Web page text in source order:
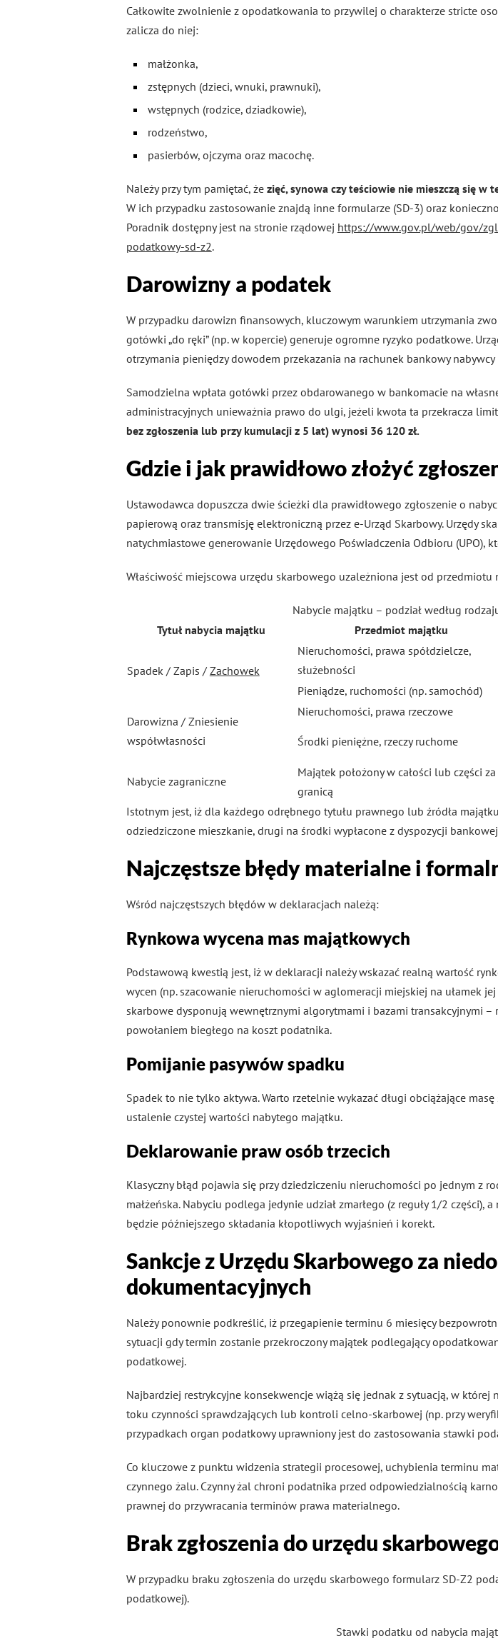
Całkowite zwolnienie z opodatkowania to przywilej o charakterze stricte
zalicza do niej:
małżonka,
zstępnych (dzieci, wnuki, prawnuki),
wstępnych (rodzice, dziadkowie),
rodzeństwo,
pasierbów, ojczyma oraz macochę.
Należy przy tym pamiętać, że zięć, synowa czy teściowie nie mieszczą się
W ich przypadku zastosowanie znajdą inne formularze (SD-3) oraz
Poradnik dostępny jest na stronie rządowej https://www.gov.pl/web/gov/
podatkowy-sd-z2.
Darowizny a podatek
W przypadku darowizn finansowych, kluczowym warunkiem utrzymania
gotówki „do ręki” (np. w kopercie) generuje ogromne ryzyko podatkowe.
otrzymania pieniędzy dowodem przekazania na rachunek bankowy
Samodzielna wpłata gotówki przez obdarowanego w bankomacie na
administracyjnych unieważnia prawo do ulgi, jeżeli kwota ta przekracza
bez zgłoszenia lub przy kumulacji z 5 lat) wynosi 36 120 zł.
Gdzie i jak prawidłowo złożyć
Ustawodawca dopuszcza dwie ścieżki dla prawidłowego zgłoszenie o
papierową oraz transmisję elektroniczną przez e-Urząd Skarbowy. Urzędy
natychmiastowe generowanie Urzędowego Poświadczenia Odbioru
Właściwość miejscowa urzędu skarbowego uzależniona jest od przedmiotu
Nabycie majątku – podział według
Tytuł nabycia majątku
Przedmiot majątku
Spadek / Zapis / Zachowek
Nieruchomości, prawa spółdzielcze,
służebności
Pieniądze, ruchomości (np. samochód)
Darowizna / Zniesienie
współwłasności
Nieruchomości, prawa rzeczowe
Środki pieniężne, rzeczy ruchome
Nabycie zagraniczne
Majątek położony w całości lub części za
granicą
Istotnym jest, iż dla każdego odrębnego tytułu prawnego lub źródła
odziedziczone mieszkanie, drugi na środki wypłacone z dyspozycji
Najczęstsze błędy materialne i
Wśród najczęstszych błędów w deklaracjach należą:
Rynkowa wycena mas majątkowych
Podstawową kwestią jest, iż w deklaracji należy wskazać realną wartość
wycen (np. szacowanie nieruchomości w aglomeracji miejskiej na ułamek
skarbowe dysponują wewnętrznymi algorytmami i bazami transakcyjnymi
powołaniem biegłego na koszt podatnika.
Pomijanie pasywów spadku
Spadek to nie tylko aktywa. Warto rzetelnie wykazać długi obciążające
ustalenie czystej wartości nabytego majątku.
Deklarowanie praw osób trzecich
Klasyczny błąd pojawia się przy dziedziczeniu nieruchomości po jednym z
małżeńska. Nabyciu podlega jedynie udział zmarłego (z reguły 1/2
będzie późniejszego składania kłopotliwych wyjaśnień i korekt.
Sankcje z Urzędu Skarbowego za
dokumentacyjnych
Należy ponownie podkreślić, iż przegapienie terminu 6 miesięcy
sytuacji gdy termin zostanie przekroczony majątek podlegający
podatkowej.
Najbardziej restrykcyjne konsekwencje wiążą się jednak z sytuacją, w
toku czynności sprawdzających lub kontroli celno-skarbowej (np. przy
przypadkach organ podatkowy uprawniony jest do zastosowania stawki
Co kluczowe z punktu widzenia strategii procesowej, uchybienia terminu
czynnego żalu. Czynny żal chroni podatnika przed odpowiedzialnością
prawnej do przywracania terminów prawa materialnego.
Brak zgłoszenia do urzędu
W przypadku braku zgłoszenia do urzędu skarbowego formularz SD-Z2
podatkowej).
Stawki podatku od nabycia